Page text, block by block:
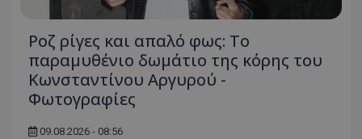
Ροζ ρίγες και απαλό φως: Το
παραμυθένιο δωμάτιο της κόρης του
Κωνσταντίνου Αργυρού -
Φωτογραφίες
09.08.2026 - 08:56